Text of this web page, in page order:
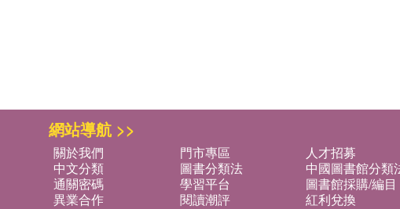
網站導航 >>
關於我們 門市專區 人才招募
中文分類
圖書分類法 中國圖書館分類
通關密碼
學習平台 圖書館採購/編目
異業合作
閱讀潮評 紅利兌換